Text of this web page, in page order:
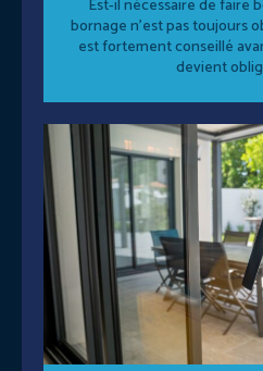
Est-il nécessaire de faire
bornage n'est pas toujours
est fortement conseillé
devient